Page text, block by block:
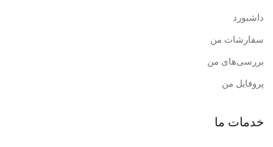
داشبورد
سفارشات من
بررسی‌های من
پروفایل من
خدمات ما